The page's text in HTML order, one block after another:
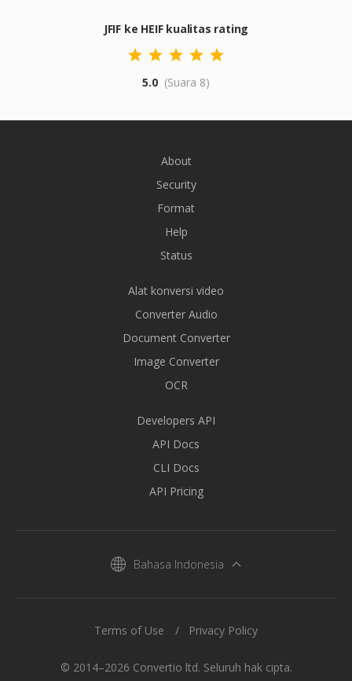
JFIF ke HEIF kualitas rating
5.0 (Suara 8)
About
Security
Format
Help
Status
Alat konversi video
Converter Audio
Document Converter
Image Converter
OCR
Developers API
API Docs
CLI Docs
API Pricing
Bahasa Indonesia
© 2014–2026 Convertio ltd. Seluruh hak cipta.
Terms of Use Privacy Policy